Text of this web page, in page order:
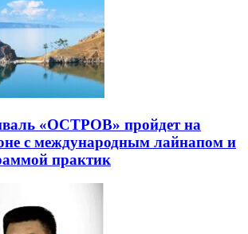
«ОСТРОВ» пройдет на
с международным лайнапом и
практик